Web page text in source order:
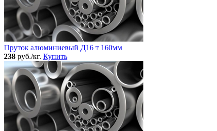
Пруток алюминиевый Д16 т 160мм
238 руб./кг. Купить